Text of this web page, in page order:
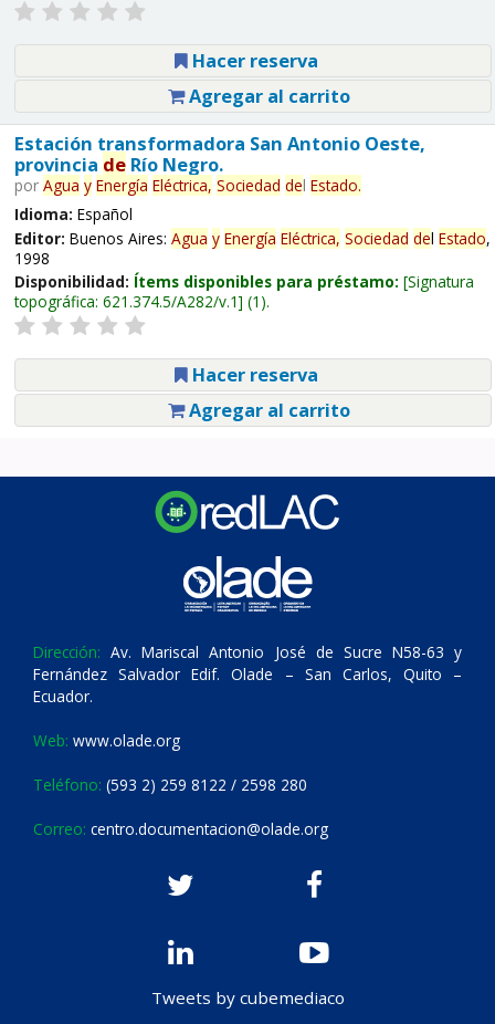
Hacer reserva
Agregar al carrito
Estación transformadora San Antonio Oeste,
provincia deRío Negro.
por Agua y Energía Eléctrica, Sociedad del Estado.
Idioma: Español
Editor: Buenos Aires: Agua y Energía Eléctrica, Sociedad del Estado,
1998
Disponibilidad: Ítems disponibles para préstamo: Signatura
topográfica: 621.374.5/A282/v.1 (1).
Hacer reserva
Agregar al carrito
Dirección: Av. Mariscal Antonio José de Sucre N58-63 y
Fernández Salvador Edif. Olade – San Carlos, Quito –
Ecuador.
Web: www.olade.org
Teléfono: (593 2) 259 8122 / 2598 280
Correo: centro.documentacion@olade.org
Tweets by cubemediaco